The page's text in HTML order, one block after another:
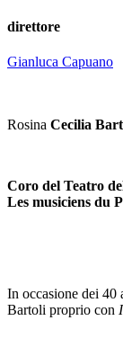
direttore
Gianluca Capuano
Rosina Cecilia
Coro del Teatro
Les musiciens du
In occasione dei 40
Bartoli proprio con